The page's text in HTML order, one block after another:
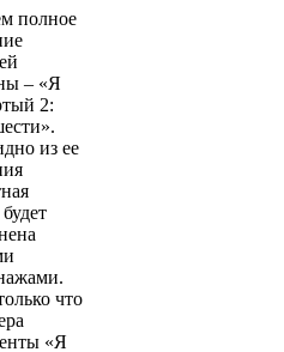
полное
– «Я
2:
из ее
что
«Я